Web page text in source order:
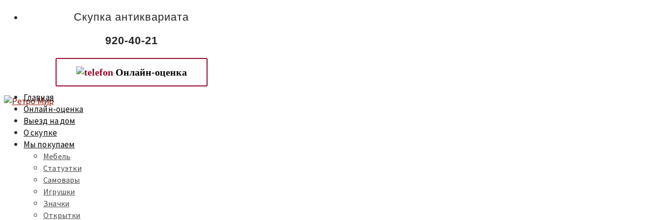
Скупка антиквариата
920-40-21
Онлайн-оценка
Главная
Онлайн-оценка
Выезд на дом
О скупке
Мы покупаем
Мебель
Статуэтки
Самовары
Игрушки
Значки
Открытки